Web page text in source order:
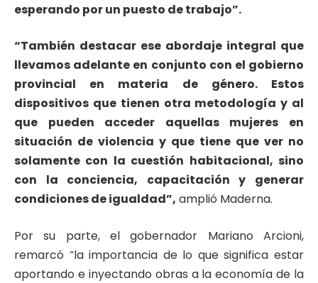
esperando por un puesto de trabajo”.
“También destacar ese abordaje integral que
llevamos adelante en conjunto con el gobierno
provincial en materia de género. Estos
dispositivos que tienen otra metodología y al
que pueden acceder aquellas mujeres en
situación de violencia y que tiene que ver no
solamente con la cuestión habitacional, sino
con la conciencia, capacitación y generar
condiciones de igualdad”, amplió Maderna.
Por su parte, el gobernador Mariano Arcioni,
remarcó “la importancia de lo que significa estar
aportando e inyectando obras a la economía de la